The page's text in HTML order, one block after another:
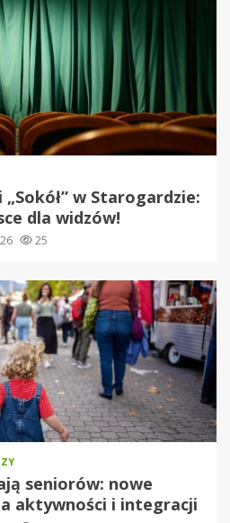
w Starogardzie:
dla widzów!
25
seniorów: nowe
aktywności i integracji